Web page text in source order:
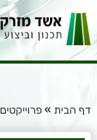
דף הבית » פרוייקטים